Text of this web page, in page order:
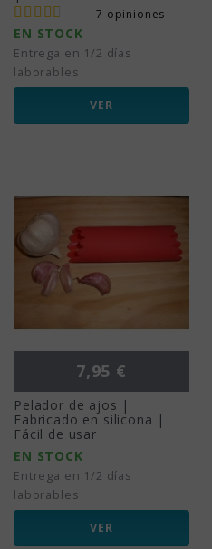
7 opiniones
EN STOCK
Entrega en 1/2 días
laborables
VER
Precio
7,95 €
Pelador de ajos |
Fabricado en silicona |
Fácil de usar
EN STOCK
Entrega en 1/2 días
laborables
VER